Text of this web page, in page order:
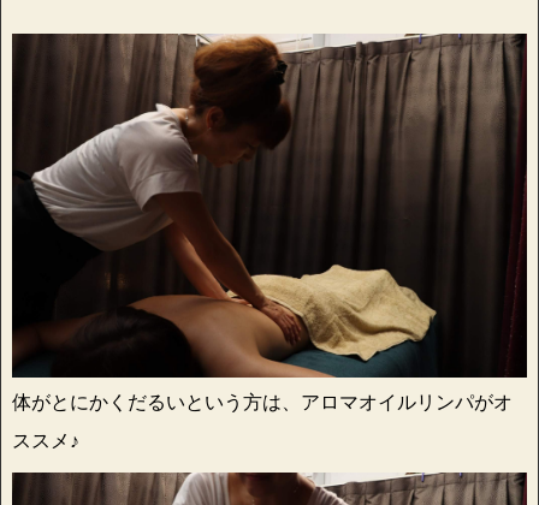
体がとにかくだるいという方は、アロマオイルリンパがオ
ススメ♪